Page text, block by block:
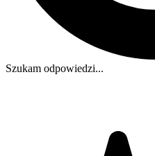
Szukam odpowiedzi...